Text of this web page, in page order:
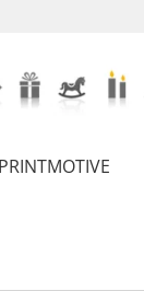
PRINTMOTIVE